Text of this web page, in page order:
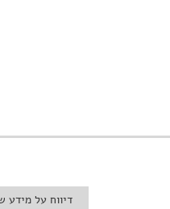
דיווח על מידע